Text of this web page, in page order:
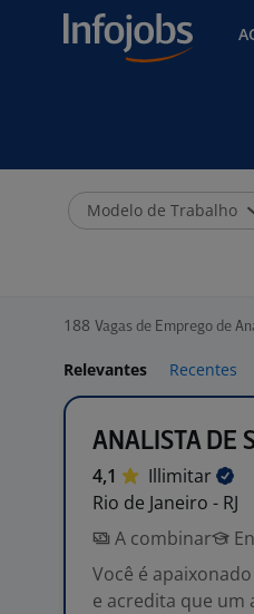
Modelo de Trabalho
188 Vagas de Emprego de
Relevantes Recentes
ANALISTA DE
4,1
Illimitar
Rio de Janeiro - RJ
A combinar
Você é
e acredita que um